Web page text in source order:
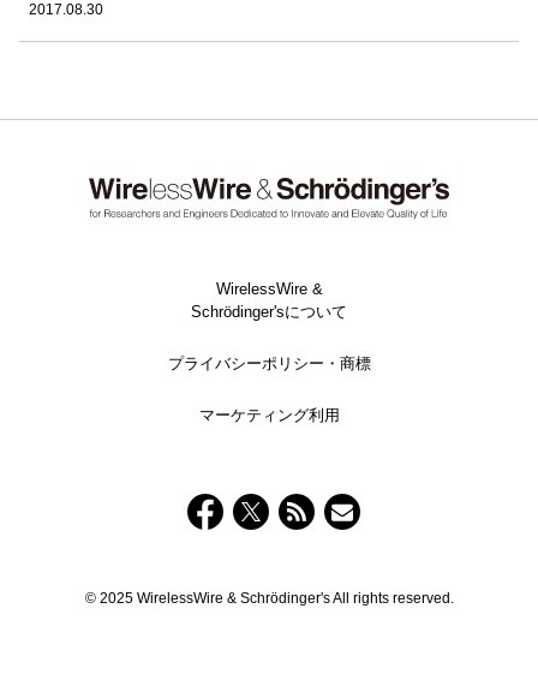
2017.08.30
WirelessWire &
Schrödinger'sについて
プライバシーポリシー・商標
マーケティング利用
© 2025 WirelessWire & Schrödinger's All rights reserved.